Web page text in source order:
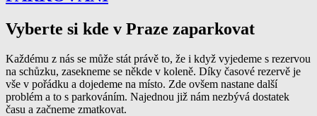
Vyberte si kde v Praze zaparkovat
Každému z nás se může stát právě to, že i když vyjedeme s rezervou
na schůzku, zasekneme se někde v koleně. Díky časové rezervě je
vše v pořádku a dojedeme na místo. Zde ovšem nastane další
problém a to s parkováním. Najednou již nám nezbývá dostatek
času a začneme zmatkovat.